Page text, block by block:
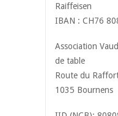
Raiffeisen
IBAN : CH76
Association
de table
Route du
1035 Bournens